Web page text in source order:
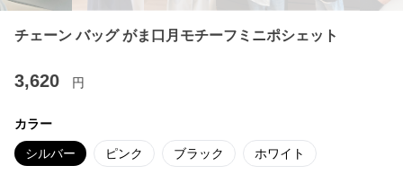
チェーン バッグ がま口月モチーフミニポシェット
3,620 円
カラー
シルバー ピンク ブラック ホワイト